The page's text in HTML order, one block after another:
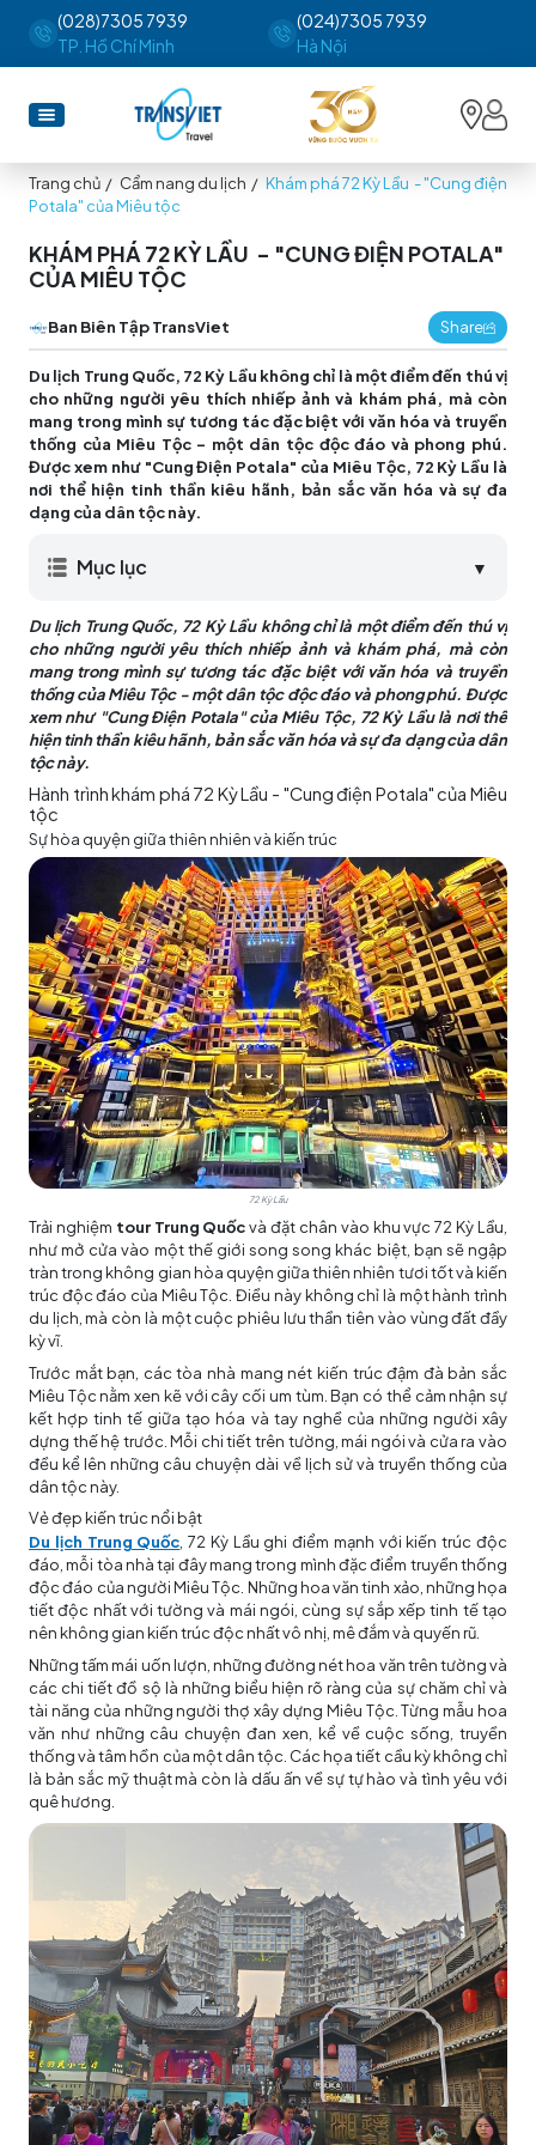
(028)7305 7939
TP. Hồ Chí Minh
(024)7305 7939
Hà Nội
Trang chủ / Cẩm nang du lịch / Khám phá 72 Kỳ Lầu - "Cung điện
Potala" của Miêu tộc
KHÁM PHÁ 72 KỲ LẦU - "CUNG ĐIỆN POTALA"
CỦA MIÊU TỘC
Ban Biên Tập TransViet Share
Du lịch Trung Quốc, 72 Kỳ Lầu không chỉ là một điểm đến thú vị
cho những người yêu thích nhiếp ảnh và khám phá, mà còn
mang trong mình sự tương tác đặc biệt với văn hóa và truyền
thống của Miêu Tộc - một dân tộc độc đáo và phong phú.
Được xem như "Cung Điện Potala" của Miêu Tộc, 72 Kỳ Lầu là
nơi thể hiện tinh thần kiêu hãnh, bản sắc văn hóa và sự đa
dạng của dân tộc này.
Mục lục ▼
Du lịch Trung Quốc, 72 Kỳ Lầu không chỉ là một điểm đến thú vị
cho những người yêu thích nhiếp ảnh và khám phá, mà còn
mang trong mình sự tương tác đặc biệt với văn hóa và truyền
thống của Miêu Tộc - một dân tộc độc đáo và phong phú. Được
xem như "Cung Điện Potala" của Miêu Tộc, 72 Kỳ Lầu là nơi thể
hiện tinh thần kiêu hãnh, bản sắc văn hóa và sự đa dạng của dân
tộc này.
Hành trình khám phá 72 Kỳ Lầu - "Cung điện Potala" của Miêu
tộc
Sự hòa quyện giữa thiên nhiên và kiến trúc
72 Kỳ Lầu
Trải nghiệm tour Trung Quốcvà đặt chân vào khu vực 72 Kỳ Lầu,
như mở cửa vào một thế giới song song khác biệt, bạn sẽ ngập
tràn trong không gian hòa quyện giữa thiên nhiên tươi tốt và kiến
trúc độc đáo của Miêu Tộc. Điều này không chỉ là một hành trình
du lịch, mà còn là một cuộc phiêu lưu thần tiên vào vùng đất đầy
kỳ vĩ.
Trước mắt bạn, các tòa nhà mang nét kiến trúc đậm đà bản sắc
Miêu Tộc nằm xen kẽ với cây cối um tùm. Bạn có thể cảm nhận sự
kết hợp tinh tế giữa tạo hóa và tay nghề của những người xây
dựng thế hệ trước. Mỗi chi tiết trên tường, mái ngói và cửa ra vào
đều kể lên những câu chuyện dài về lịch sử và truyền thống của
dân tộc này.
Vẻ đẹp kiến trúc nổi bật
Du lịch Trung Quốc , 72 Kỳ Lầu ghi điểm mạnh với kiến trúc độc
đáo, mỗi tòa nhà tại đây mang trong mình đặc điểm truyền thống
độc đáo của người Miêu Tộc. Những hoa văn tinh xảo, những họa
tiết độc nhất với tường và mái ngói, cùng sự sắp xếp tinh tế tạo
nên không gian kiến trúc độc nhất vô nhị, mê đắm và quyến rũ.
Những tấm mái uốn lượn, những đường nét hoa văn trên tường và
các chi tiết đồ sộ là những biểu hiện rõ ràng của sự chăm chỉ và
tài năng của những người thợ xây dựng Miêu Tộc. Từng mẫu hoa
văn như những câu chuyện đan xen, kể về cuộc sống, truyền
thống và tâm hồn của một dân tộc. Các họa tiết cầu kỳ không chỉ
là bản sắc mỹ thuật mà còn là dấu ấn về sự tự hào và tình yêu với
quê hương.